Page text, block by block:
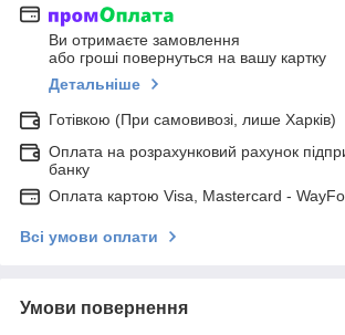
Ви отримаєте замовлення
або гроші повернуться на вашу картку
Детальніше
Готівкою (При самовивозі, лише Харків)
Оплата на розрахунковий рахунок
банку
Оплата картою Visa, Mastercard -
Всі умови оплати
Умови повернення